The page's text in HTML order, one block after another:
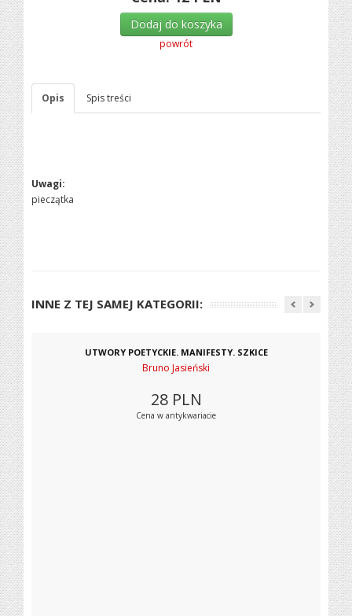
Dodaj do koszyka
powrót
Opis Spis treści
Uwagi:
pieczątka
INNE Z TEJ SAMEJ KATEGORII:
UTWORY POETYCKIE. MANIFESTY. SZKICE
Bruno Jasieński
28 PLN
Cena w antykwariacie